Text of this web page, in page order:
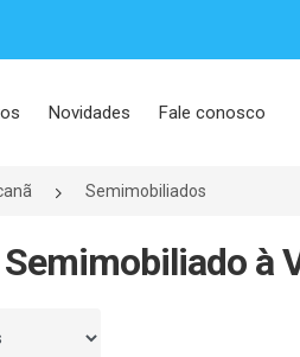
Novidades Fale conosco
Semimobiliados
à